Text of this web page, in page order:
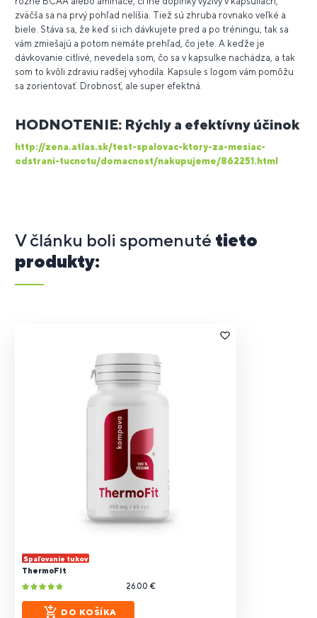
zväčša sa na prvý pohľad nelíšia. Tiež sú zhruba rovnako veľké a
biele. Stáva sa, že keď si ich dávkujete pred a po tréningu, tak sa
vám zmiešajú a potom nemáte prehľad, čo jete. A keďže je
dávkovanie citlivé, nevedela som, čo sa v kapsulke nachádza, a tak
som to kvôli zdraviu radšej vyhodila. Kapsule s logom vám pomôžu
sa zorientovať. Drobnosť, ale super efektná.
HODNOTENIE: Rýchly a efektívny účinok
http://zena.atlas.sk/test-spalovac-ktory-za-mesiac-
odstrani-tucnotu/domacnost/nakupujeme/862251.html
V článku boli spomenuté tieto
produkty:
Spaľovanie tukov
ThermoFit
26.00 €
DO KOŠÍKA